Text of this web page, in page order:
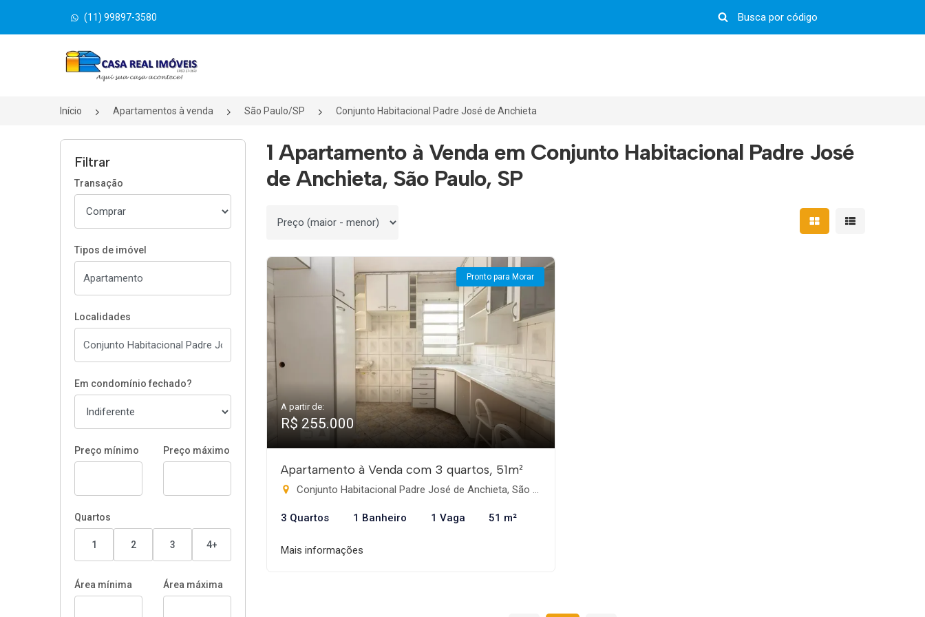
(11) 99897-3580
Página inicial
Início Apartamentos à venda São Paulo/SP Conjunto Habitacional Padre José de Anchieta
Filtrar
Transação
Tipos de imóvel
Localidades
Em condomínio fechado?
Preço mínimo Preço máximo
Quartos
1 2 3 4+
Área mínima Área máxima
1 Apartamento à Venda em Conjunto Habitacional Padre José
de Anchieta, São Paulo, SP
Ordenar por Mostrar resultados em
Mostrar
Pronto para Morar
A partir de:
R$ 255.000
Apartamento à Venda com 3 quartos, 51m²
Conjunto Habitacional Padre José de Anchieta, São Paulo-SP
3 Quartos 1 Banheiro 1 Vaga 51 m²
Mais informações